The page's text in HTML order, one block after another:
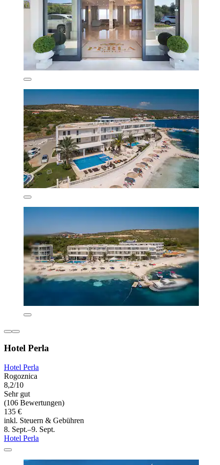
Hotel Perla
Hotel Perla
Rogoznica
8,2/10
Sehr gut
(106 Bewertungen)
135 €
inkl. Steuern & Gebühren
8. Sept.–9. Sept.
Hotel Perla